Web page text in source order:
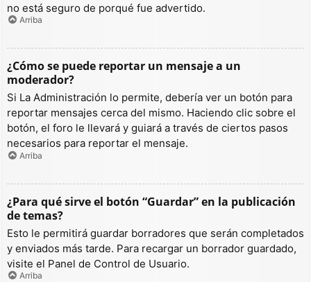
no está seguro de porqué fue advertido.
Arriba
¿Cómo se puede reportar un mensaje a un
moderador?
Si La Administración lo permite, debería ver un botón para
reportar mensajes cerca del mismo. Haciendo clic sobre el
botón, el foro le llevará y guiará a través de ciertos pasos
necesarios para reportar el mensaje.
Arriba
¿Para qué sirve el botón “Guardar” en la publicación
de temas?
Esto le permitirá guardar borradores que serán completados
y enviados más tarde. Para recargar un borrador guardado,
visite el Panel de Control de Usuario.
Arriba